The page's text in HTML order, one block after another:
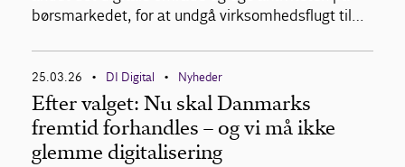
børsmarkedet, for at undgå virksomhedsflugt til…
25.03.26 • DI Digital • Nyheder
Efter valget: Nu skal Danmarks
fremtid forhandles – og vi må ikke
glemme digitalisering